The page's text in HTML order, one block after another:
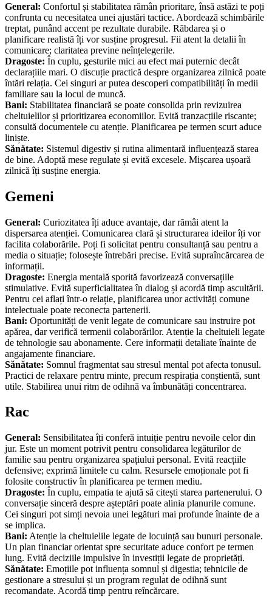
General: Confortul și stabilitatea rămân prioritare, însă astăzi te poți
confrunta cu necesitatea unei ajustări tactice. Abordează schimbările
treptat, punând accent pe rezultate durabile. Răbdarea și o
planificare realistă îți vor susține progresul. Fii atent la detalii în
comunicare; claritatea previne neînțelegerile.
Dragoste: În cuplu, gesturile mici au efect mai puternic decât
declarațiile mari. O discuție practică despre organizarea zilnică poate
întări relația. Cei singuri ar putea descoperi compatibilități în medii
familiare sau la locul de muncă.
Bani: Stabilitatea financiară se poate consolida prin revizuirea
cheltuielilor și prioritizarea economiilor. Evită tranzacțiile riscante;
consultă documentele cu atenție. Planificarea pe termen scurt aduce
liniște.
Sănătate: Sistemul digestiv și rutina alimentară influențează starea
de bine. Adoptă mese regulate și evită excesele. Mișcarea ușoară
zilnică îți susține energia.
Gemeni
General: Curiozitatea îți aduce avantaje, dar rămâi atent la
dispersarea atenției. Comunicarea clară și structurarea ideilor îți vor
facilita colaborările. Poți fi solicitat pentru consultanță sau pentru a
media o situație; folosește întrebări precise. Evită supraîncărcarea de
informații.
Dragoste: Energia mentală sporită favorizează conversațiile
stimulative. Evită superficialitatea în dialog și acordă timp ascultării.
Pentru cei aflați într-o relație, planificarea unor activități comune
intelectuale poate reconecta partenerii.
Bani: Oportunități de venit legate de comunicare sau instruire pot
apărea, dar verifică termenii colaborărilor. Atenție la cheltuieli legate
de tehnologie sau abonamente. Cere informații detaliate înainte de
angajamente financiare.
Sănătate: Somnul fragmentat sau stresul mental pot afecta tonusul.
Practici de relaxare pentru minte, precum respirația conștientă, sunt
utile. Stabilirea unui ritm de odihnă va îmbunătăți concentrarea.
Rac
General: Sensibilitatea îți conferă intuiție pentru nevoile celor din
jur. Este un moment potrivit pentru consolidarea legăturilor de
familie sau pentru organizarea spațiului personal. Evită reacțiile
defensive; exprimă limitele cu calm. Resursele emoționale pot fi
folosite constructiv în planificarea pe termen mediu.
Dragoste: În cuplu, empatia te ajută să citești starea partenerului. O
conversație sinceră despre așteptări poate alinia planurile comune.
Cei singuri pot simți nevoia unei legături mai profunde înainte de a
se implica.
Bani: Atenție la cheltuielile legate de locuință sau bunuri personale.
Un plan financiar orientat spre securitate aduce confort pe termen
lung. Evită deciziile impulsive în investiții legate de proprietăți.
Sănătate: Emoțiile pot influența somnul și digestia; tehnicile de
gestionare a stresului și un program regulat de odihnă sunt
recomandate. Acordă timp pentru reîncărcare.